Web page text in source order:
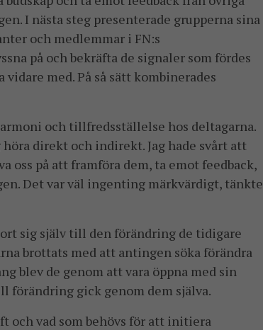
I nästa steg presenterade grupperna sina
och medlemmar i FN:s
på och bekräfta de signaler som fördes
med. På så sätt kombinerades
och tillfredsställelse hos deltagarna.
direkt och indirekt. Jag hade svårt att
oss på att framföra dem, ta emot feedback,
Det var väl ingenting märkvärdigt, tänkte
sig själv till den förändring de tidigare
brottats med att antingen söka förändra
blev de genom att vara öppna med sin
förändring gick genom dem själva.
och vad som behövs för att initiera